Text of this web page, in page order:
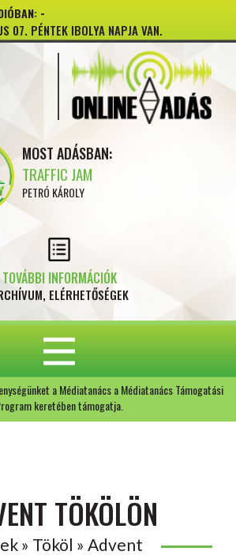
-
07. PÉNTEK IBOLYA NAPJA VAN.
MOST ADÁSBAN:
TRAFFIC JAM
PETRÓ KÁROLY
TOVÁBBI INFORMÁCIÓK
ELÉRHETŐSÉGEK
a Médiatanács a Médiatanács Támogatási
keretében támogatja.
TÖKÖLÖN
» Tököl » Advent